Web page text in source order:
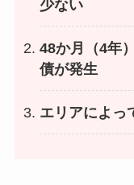
少ない
48か月（4年
債が発生
エリアによっ